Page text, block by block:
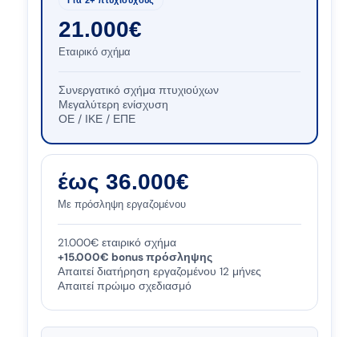
21.000€
Εταιρικό σχήμα
Συνεργατικό σχήμα πτυχιούχων
Μεγαλύτερη ενίσχυση
ΟΕ / ΙΚΕ / ΕΠΕ
έως 36.000€
Με πρόσληψη εργαζομένου
21.000€ εταιρικό σχήμα
+15.000€ bonus πρόσληψης
Απαιτεί διατήρηση εργαζομένου 12 μήνες
Απαιτεί πρώιμο σχεδιασμό